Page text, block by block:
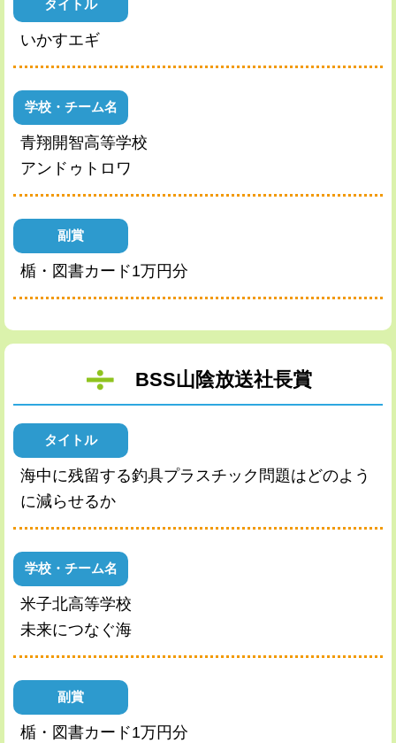
タイトル
いかすエギ
学校・チーム名
青翔開智高等学校
アンドゥトロワ
副賞
楯・図書カード1万円分
BSS山陰放送社長賞
タイトル
海中に残留する釣具プラスチック問題はどのよう
に減らせるか
学校・チーム名
米子北高等学校
未来につなぐ海
副賞
楯・図書カード1万円分